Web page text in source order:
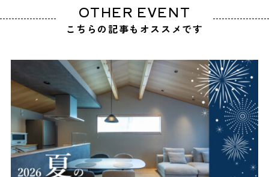
OTHER EVENT
こちらの記事もオススメです